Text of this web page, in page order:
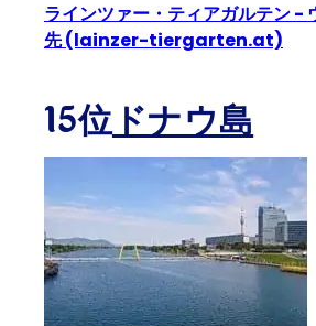
ラインツァー・ティアガルテン -
先 (lainzer-tiergarten.at)
15位ドナウ島